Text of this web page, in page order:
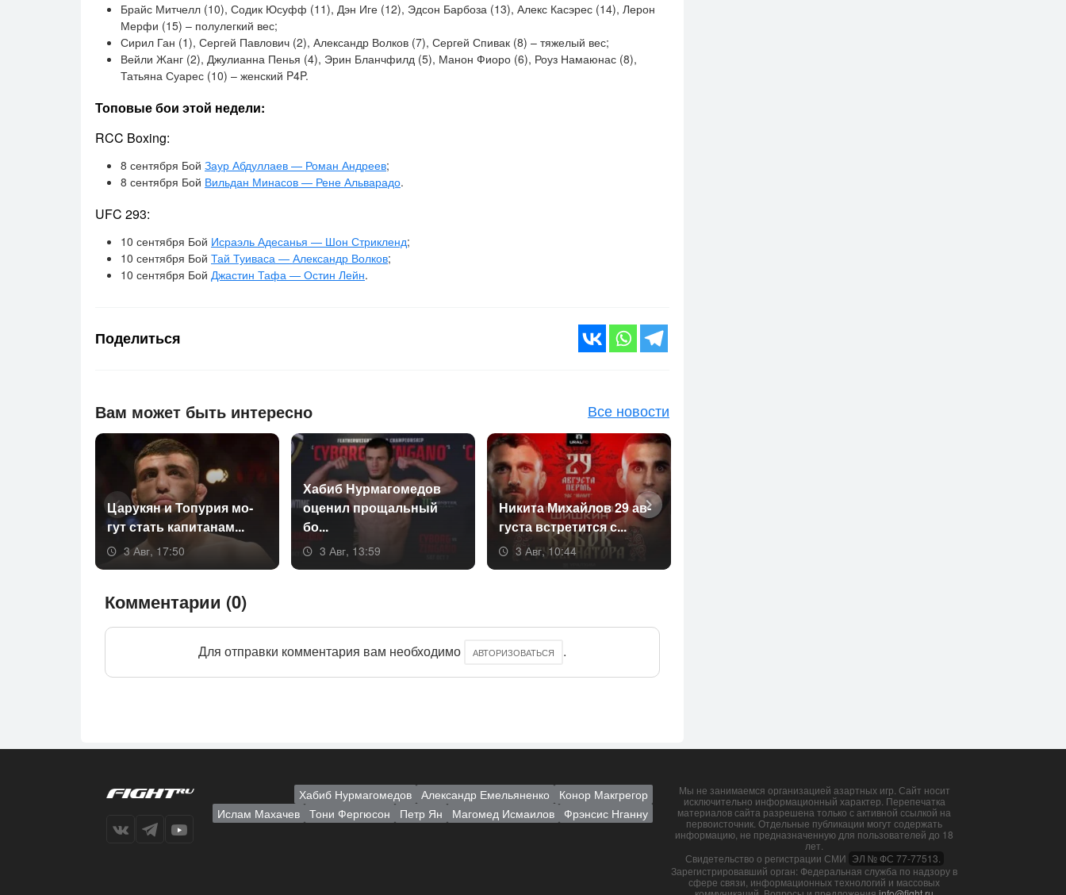
Брайс Митчелл (10), Содик Юсуфф (11), Дэн Иге (12), Эдсон Барбоза (13), Алекс Касэрес (14), Лерон
Мерфи (15) – полулегкий вес;
Сирил Ган (1), Сергей Павлович (2), Александр Волков (7), Сергей Спивак (8) – тяжелый вес;
Вейли Жанг (2), Джулианна Пенья (4), Эрин Бланчфилд (5), Манон Фиоро (6), Роуз Намаюнас (8),
Татьяна Суарес (10) – женский P4P.
Топовые бои этой недели:
RCC Boxing:
8 сентября Бой Заур Абдуллаев — Роман Андреев;
8 сентября Бой Вильдан Минасов — Рене Альварадо.
UFC 293:
10 сентября Бой Исраэль Адесанья — Шон Стрикленд;
10 сентября Бой Тай Туиваса — Александр Волков;
10 сентября Бой Джастин Тафа — Остин Лейн.
Поделиться
Вам может быть интересно Все новости
Ца­рукян и То­пурия мо­
гут стать ка­пита­нам...
3 Авг, 17:50
Ха­биб Нур­ма­гоме­дов
оце­нил про­щаль­ный
бо...
3 Авг, 13:59
Ни­кита Ми­хай­лов 29 ав­
густа встре­тит­ся с...
3 Авг, 10:44
Комментарии (0)
Для отправки комментария вам необходимо АВТОРИЗОВАТЬСЯ .
Хабиб Нурмагомедов Александр Емельяненко
Конор Макгрегор
Ислам Махачев Тони Фергюсон Петр Ян Магомед Исмаилов Фрэнсис Нганну
Мы не занимаемся организацией азартных игр. Сайт носит
исключительно информационный характер. Перепечатка
материалов сайта разрешена только с активной ссылкой на
первоисточник. Отдельные публикации могут содержать
информацию, не предназначенную для пользователей до 18
лет.
Свидетельство о регистрации СМИ ЭЛ № ФС 77-77513.
Зарегистрировавший орган: Федеральная служба по надзору в
сфере связи, информационных технологий и массовых